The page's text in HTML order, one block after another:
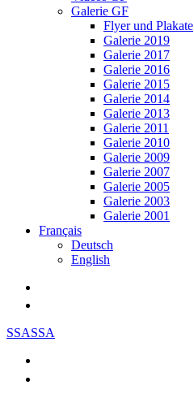
Galerie GF
Flyer und Plakate
Galerie 2019
Galerie 2017
Galerie 2016
Galerie 2015
Galerie 2014
Galerie 2013
Galerie 2011
Galerie 2010
Galerie 2009
Galerie 2007
Galerie 2005
Galerie 2003
Galerie 2001
Français
Deutsch
English
SSASSA